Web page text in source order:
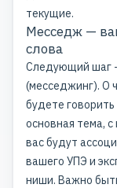
текущие.
Месседж —
слова
Следующий шаг
(месседжинг). О
будете
основная тема, с
вас будут
вашего УПЭ и
ниши. Важно